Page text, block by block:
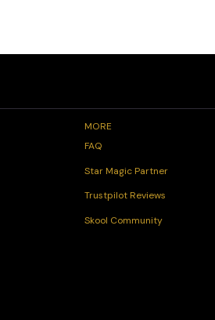
MORE
FAQ
Star Magic Partner
Trustpilot Reviews
Skool Community